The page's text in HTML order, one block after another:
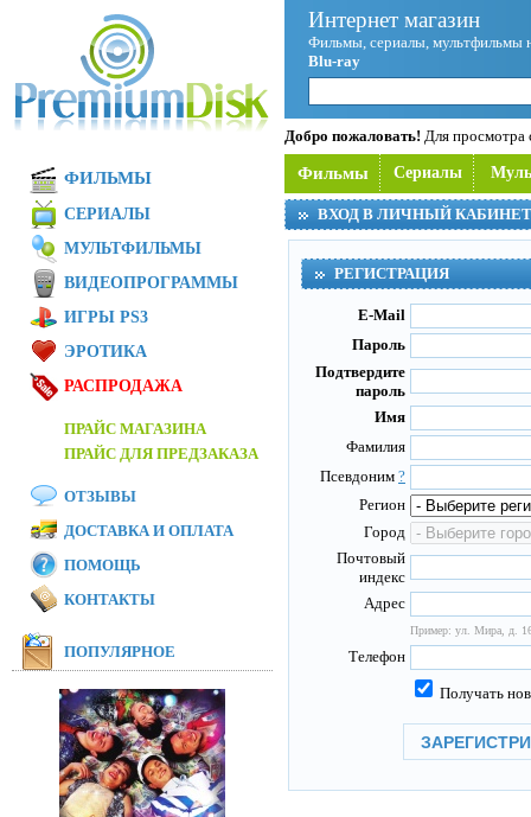
Интернет магазин
Фильмы, сериалы, мультфильмы
Blu-ray
Добро пожаловать! Для просмотра
Фильмы Сериалы
ВХОД В ЛИЧНЫЙ КАБИНЕТ
РЕГИСТРАЦИЯ
E-Mail
Пароль
Подтвердите
пароль
Имя
Фамилия
Псевдоним ?
Регион
Город
Почтовый
индекс
Адрес
Пример: ул. Мира, д.
Телефон
Получать
ФИЛЬМЫ
СЕРИАЛЫ
МУЛЬТФИЛЬМЫ
ВИДЕОПРОГРАММЫ
ИГРЫ PS3
ЭРОТИКА
РАСПРОДАЖА
ПРАЙС МАГАЗИНА
ПРАЙС ДЛЯ ПРЕДЗАКАЗА
ОТЗЫВЫ
ДОСТАВКА И ОПЛАТА
ПОМОЩЬ
КОНТАКТЫ
ПОПУЛЯРНОЕ